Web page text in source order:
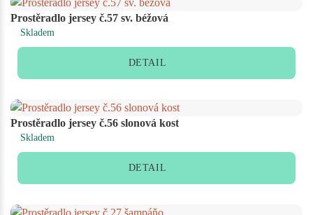
Prostěradlo jersey č.57 sv. béžová
Skladem
DETAIL
Prostěradlo jersey č.56 slonová kost
Skladem
DETAIL